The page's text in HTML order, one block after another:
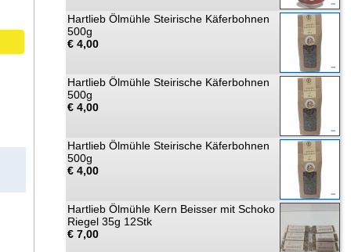
Hartlieb Ölmühle Steirische Käferbohnen
500g
€ 4,00
Hartlieb Ölmühle Steirische Käferbohnen
500g
€ 4,00
Hartlieb Ölmühle Steirische Käferbohnen
500g
€ 4,00
Hartlieb Ölmühle Kern Beisser mit Schoko
Riegel 35g 12Stk
€ 7,00